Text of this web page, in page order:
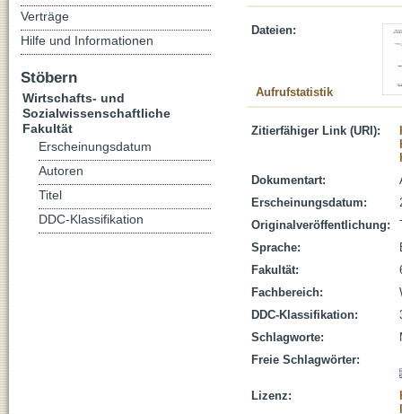
Dateien:
Aufrufstatistik
Zitierfähiger Link (URI):
Dokumentart:
Erscheinungsdatum:
Originalveröffentlichung:
Sprache:
Fakultät:
Fachbereich:
DDC-Klassifikation:
Schlagworte:
Freie Schlagwörter:
Lizenz:
Verträge
Hilfe und Informationen
Stöbern
Wirtschafts- und
Sozialwissenschaftliche
Fakultät
Erscheinungsdatum
Autoren
Titel
DDC-Klassifikation